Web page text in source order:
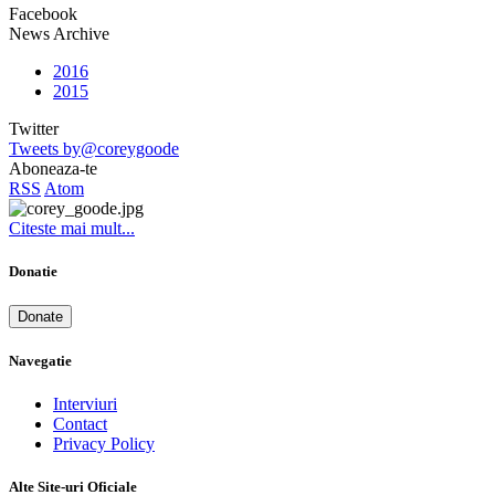
Facebook
News Archive
2016
2015
Twitter
Tweets by@coreygoode
Aboneaza-te
RSS Atom
Citeste mai mult...
Donatie
Donate
Navegatie
Interviuri
Contact
Privacy Policy
Alte Site-uri Oficiale